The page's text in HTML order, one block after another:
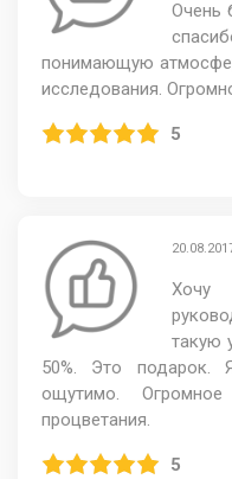
Очень
понимающую
исследования.
5
Хочу
такую
50%. Это
ощутимо.
процветания.
5